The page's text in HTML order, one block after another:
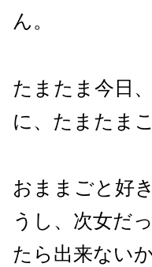
ん。
たまたま今日
に、たまたま
おままごと好
うし、次女だ
たら出来ない